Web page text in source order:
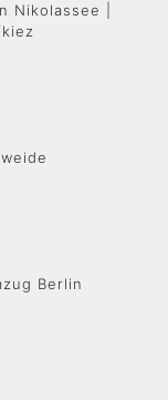
Nikolassee |
Berlin